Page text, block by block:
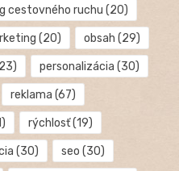
cestovného ruchu (20)
(20) obsah (29)
personalizácia (30)
reklama (67)
rýchlosť(19)
(30) seo (30)